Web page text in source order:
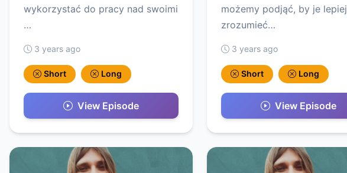
wykorzystać do pracy nad swoimi
…
3 years ago
Short Long
View Episode
możemy podjąć, by je lepiej
zrozumieć…
3 years ago
Short Long
View Episode